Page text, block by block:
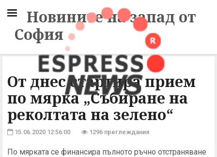
Новините на запад от
София
От днес стартира прием
по мярка „Събиране на
реколтата на зелено“
15.06.2020 12:56:00 1296 преглеждания
По мярката се финансира пълното ръчно отстраняване